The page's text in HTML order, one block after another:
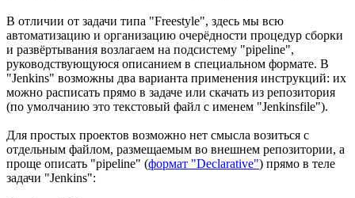
В отличии от задачи типа "Freestyle", здесь мы всю
автоматизацию и организацию очерёдности процедур сборки
и развёртывания возлагаем на подсистему "pipeline",
руководствующуюся описанием в специальном формате. В
"Jenkins" возможны два варианта применения инструкций: их
можно расписать прямо в задаче или скачать из репозитория
(по умолчанию это текстовый файл с именем "Jenkinsfile").
Для простых проектов возможно нет смысла возиться с
отдельным файлом, размещаемым во внешнем репозитории, а
проще описать "pipeline" (формат "Declarative") прямо в теле
задачи "Jenkins":